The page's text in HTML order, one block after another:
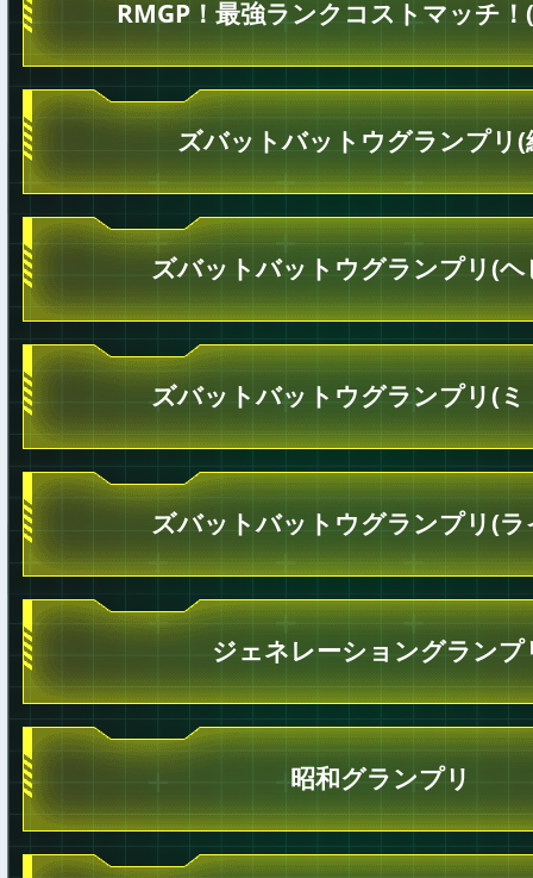
RMGP！最強ランクコストマッチ
ズバットバットウグランプリ(
ズバットバットウグランプリ(ヘ
ズバットバットウグランプリ(ミ
ズバットバットウグランプリ(ラ
ジェネレーショングランプ
昭和グランプリ